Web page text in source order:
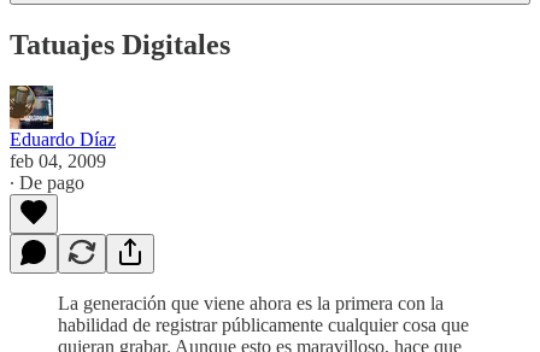
Tatuajes Digitales
Eduardo Díaz
feb 04, 2009
∙ De pago
La generación que viene ahora es la primera con la
habilidad de registrar públicamente cualquier cosa que
quieran grabar. Aunque esto es maravilloso, hace que